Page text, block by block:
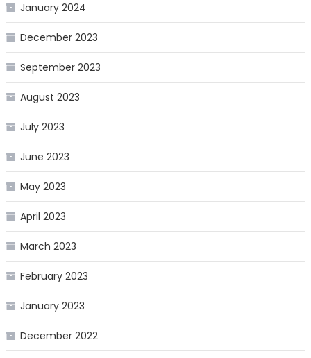
January 2024
December 2023
September 2023
August 2023
July 2023
June 2023
May 2023
April 2023
March 2023
February 2023
January 2023
December 2022